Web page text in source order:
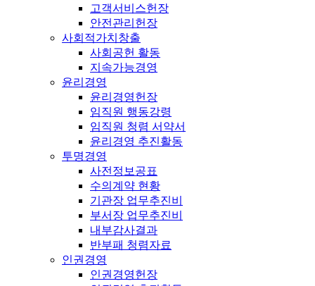
고객서비스헌장
안전관리헌장
사회적가치창출
사회공헌 활동
지속가능경영
윤리경영
윤리경영헌장
임직원 행동강령
임직원 청렴 서약서
윤리경영 추진활동
투명경영
사전정보공표
수의계약 현황
기관장 업무추진비
부서장 업무추진비
내부감사결과
반부패 청렴자료
인권경영
인권경영헌장